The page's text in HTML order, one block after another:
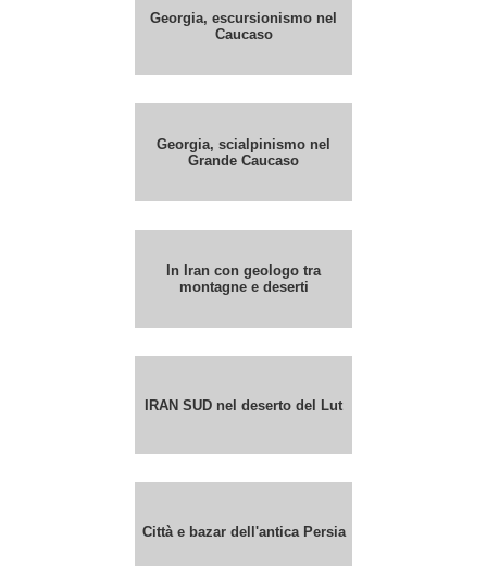
Georgia, escursionismo nel
Caucaso
Georgia, scialpinismo nel
Grande Caucaso
In Iran con geologo tra
montagne e deserti
IRAN SUD nel deserto del Lut
Città e bazar dell'antica Persia